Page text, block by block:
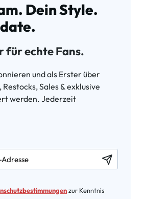
Dein Style.
für echte Fans.
und als Erster über
Sales & exklusive
werden. Jederzeit
zur Kenntnis